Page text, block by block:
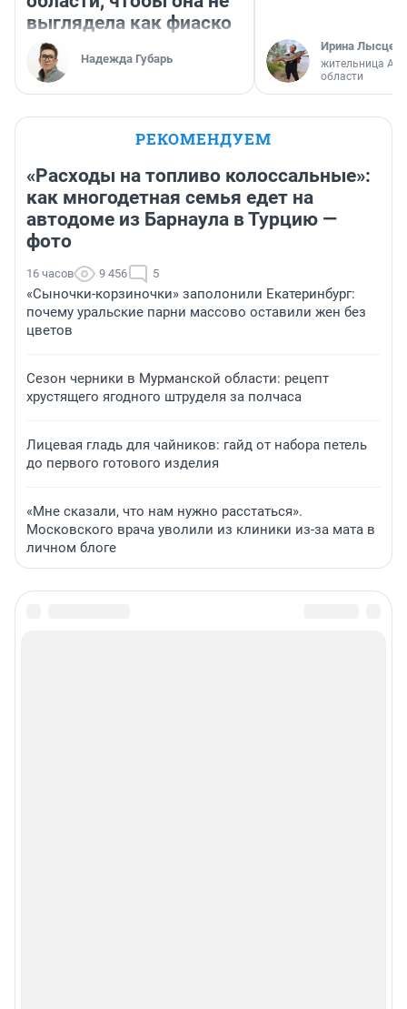
выглядела как фиаско
Надежда Губарь
Ирина Лысцева
жительница
области
РЕКОМЕНДУЕМ
«Расходы на топливо колоссальные»:
как многодетная семья едет на
автодоме из Барнаула в Турцию —
фото
16 часов 9 456 5
«Сыночки-корзиночки» заполонили Екатеринбург:
почему уральские парни массово оставили жен без
цветов
Сезон черники в Мурманской области: рецепт
хрустящего ягодного штруделя за полчаса
Лицевая гладь для чайников: гайд от набора петель
до первого готового изделия
«Мне сказали, что нам нужно расстаться».
Московского врача уволили из клиники из-за мата в
личном блоге